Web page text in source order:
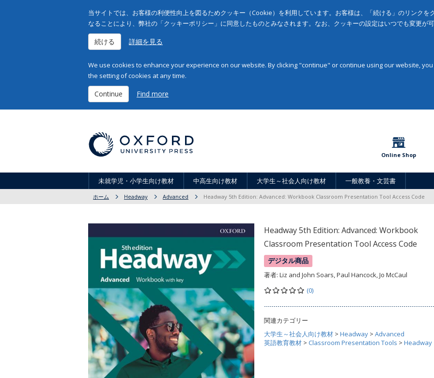
当サイトでは、お客様の利便性向上を図るためクッキー（Cookie）を利用しています。お客様は、「続ける」のリンクを
なることにより、弊社の「クッキーポリシー」に同意したものとみなされます。なお、クッキーの設定はいつでも変更が可
続ける 詳細を見る
We use cookies to enhance your experience on our website. By clicking "continue" or continue using our website,
the setting of cookies at any time.
Continue Find more
Online Shop
未就学児・小学生向け教材 中高生向け教材 大学生～社会人向け教材 一般教養・文芸書
ホーム Headway Advanced Headway 5th Edition: Advanced: Workbook Classroom Presentation Tool Access Code
Headway 5th Edition: Advanced: Workbook
Classroom Presentation Tool Access Code
デジタル商品
著者: Liz and John Soars, Paul Hancock, Jo McCaul
(0)
関連カテゴリー
大学生～社会人向け教材 > Headway > Advanced
英語教育教材 > Classroom Presentation Tools > Headway